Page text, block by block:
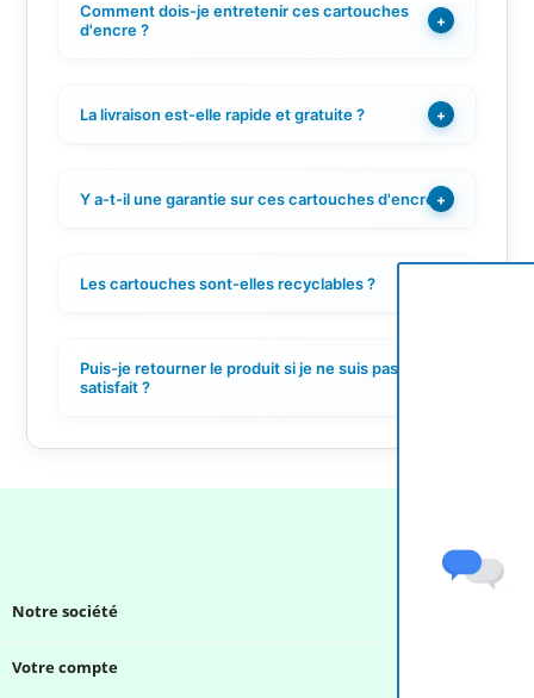
Comment dois-je entretenir ces cartouches
d'encre ?
+
La livraison est-elle rapide et gratuite ? +
Y a-t-il une garantie sur ces cartouches d'encre ?
+
Les cartouches sont-elles recyclables ?
Puis-je retourner le produit si je ne suis pas
satisfait ?
Notre société
Votre compte